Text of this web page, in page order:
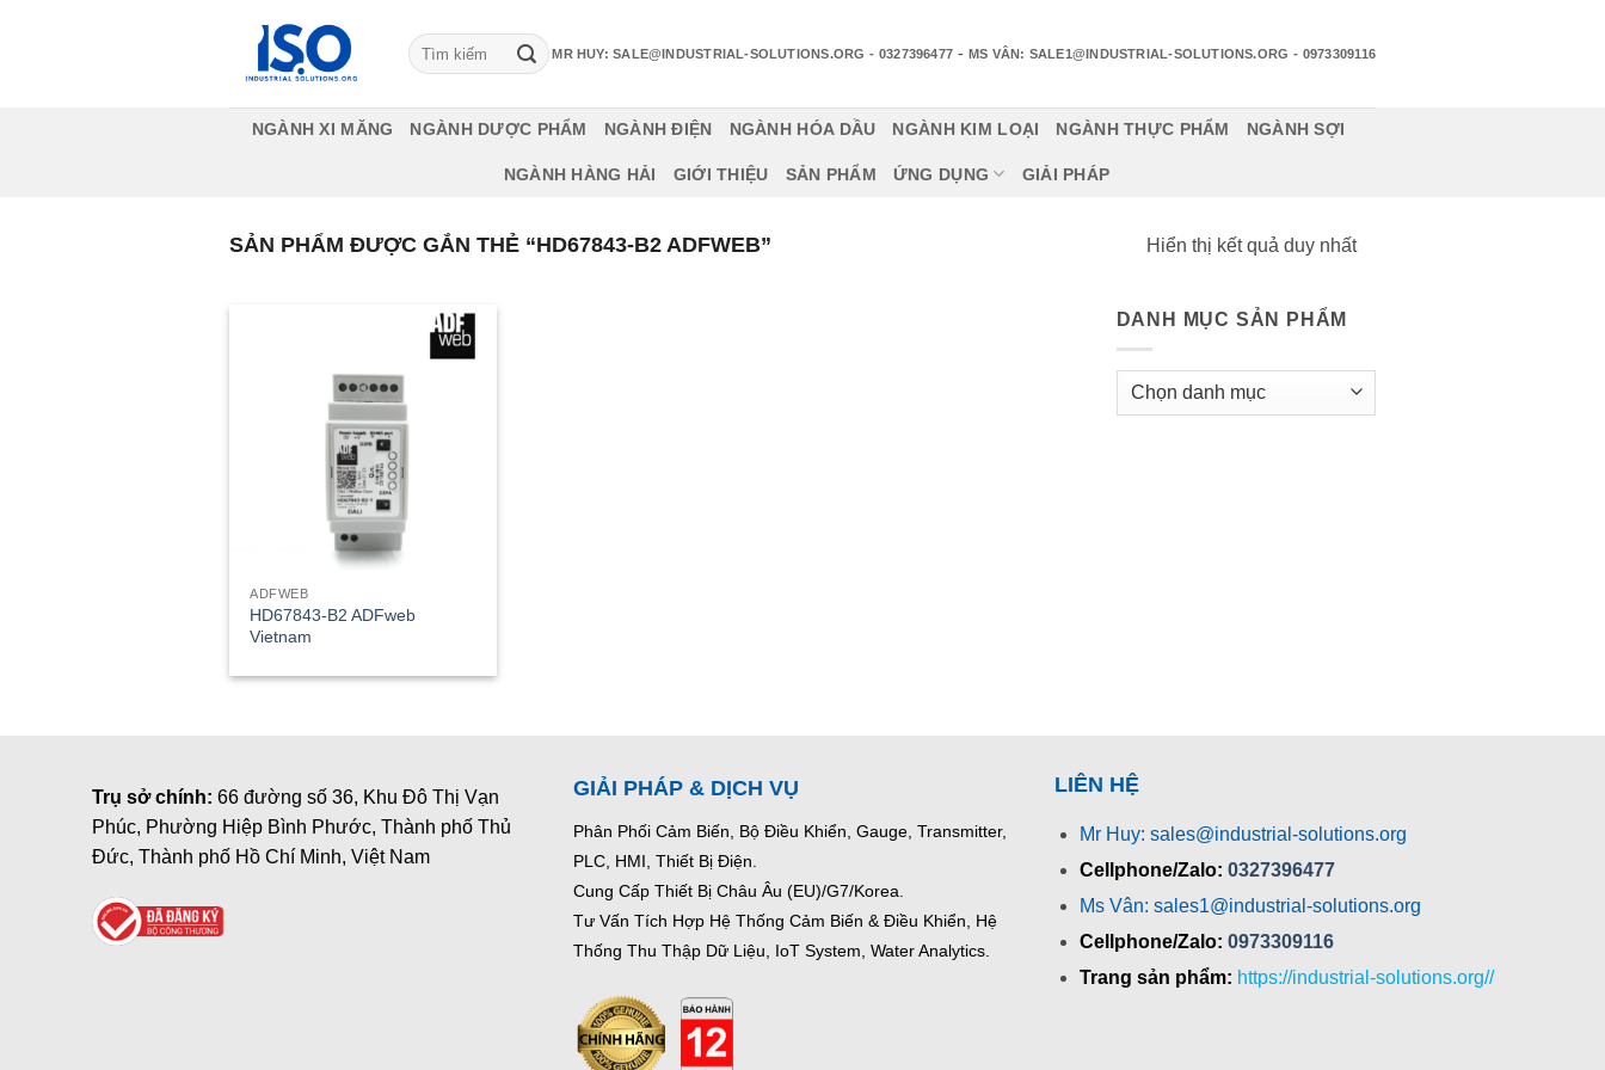
Tìm
kiếm:
MR HUY: SALE@INDUSTRIAL-SOLUTIONS.ORG - 0327396477 -MS VÂN: SALE1@INDUSTRIAL-SOLUTIONS.ORG - 0973309116
NGÀNH XI MĂNG NGÀNH DƯỢC PHẨM NGÀNH ĐIỆN NGÀNH HÓA DẦU NGÀNH KIM LOẠI NGÀNH THỰC PHẨM NGÀNH SỢI
NGÀNH HÀNG HẢI GIỚI THIỆU SẢN PHẨM ỨNG DỤNG GIẢI PHÁP
SẢN PHẨM ĐƯỢC GẮN THẺ “HD67843-B2 ADFWEB” Hiển thị kết quả duy nhất
ADFWEB
HD67843-B2 ADFweb
Vietnam
DANH MỤC SẢN PHẨM
Trụ sở chính: 66 đường số 36, Khu Đô Thị Vạn
Phúc, Phường Hiệp Bình Phước, Thành phố Thủ
Đức, Thành phố Hồ Chí Minh, Việt Nam
GIẢI PHÁP & DỊCH VỤ
Phân Phối Cảm Biến, Bộ Điều Khiển, Gauge, Transmitter,
PLC, HMI, Thiết Bị Điện.
Cung Cấp Thiết Bị Châu Âu (EU)/G7/Korea.
Tư Vấn Tích Hợp Hệ Thống Cảm Biến & Điều Khiển, Hệ
Thống Thu Thập Dữ Liệu, IoT System, Water Analytics.
LIÊN HỆ
Mr Huy: sales@industrial-solutions.org
Cellphone/Zalo: 0327396477
Ms Vân: sales1@industrial-solutions.org
Cellphone/Zalo: 0973309116
Trang sản phẩm: https://industrial-solutions.org//